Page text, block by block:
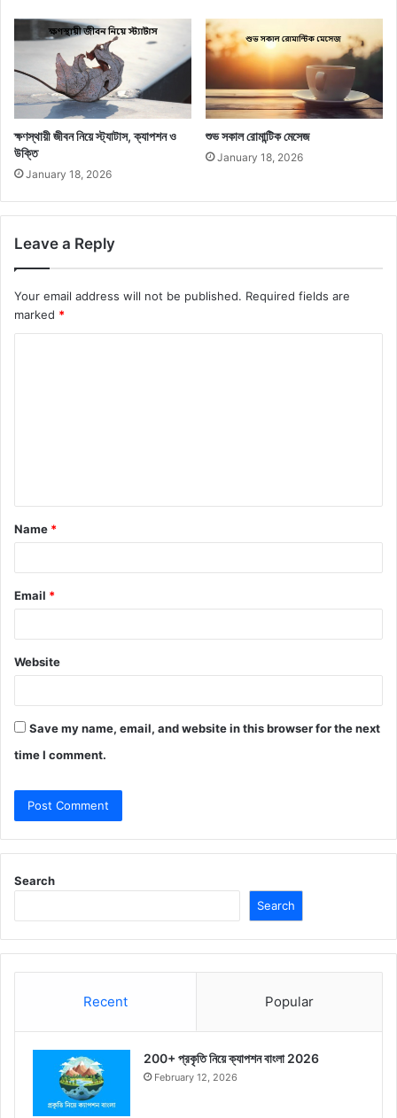
ক্ষণস্থায়ী জীবন নিয়ে স্ট্যাটাস, ক্যাপশন ও
উক্তি
January 18, 2026
শুভ সকাল রোমান্টিক মেসেজ
January 18, 2026
Leave a Reply
Your email address will not be published. Required fields are
marked *
t
*
Name *
Email *
Website
Save my name, email, and website in this browser for the next
time I comment.
Search
Search
Recent Popular
200+ প্রকৃতি নিয়ে ক্যাপশন বাংলা 2026
February 12, 2026